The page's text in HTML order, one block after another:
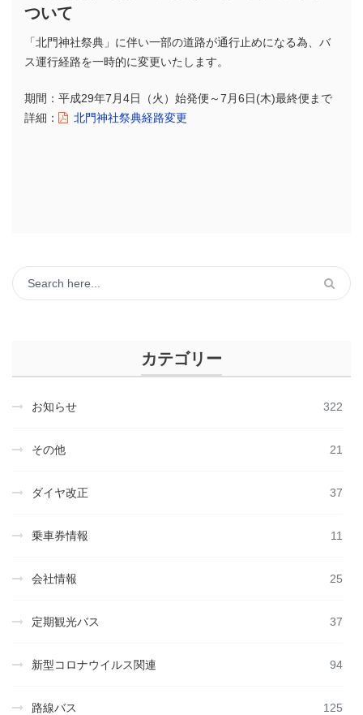
ついて
「北門神社祭典」に伴い一部の道路が通行止めになる為、バ
ス運行経路を一時的に変更いたします。
期間：平成29年7月4日（火）始発便～7月6日(木)最終便まで
詳細：
北門神社祭典経路変更
カテゴリー
お知らせ 322
その他 21
ダイヤ改正 37
乗車券情報 11
会社情報 25
定期観光バス 37
新型コロナウイルス関連 94
路線バス 125